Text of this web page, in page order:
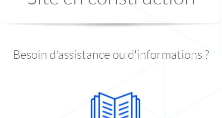
Besoin d'assistance ou d'informations ?